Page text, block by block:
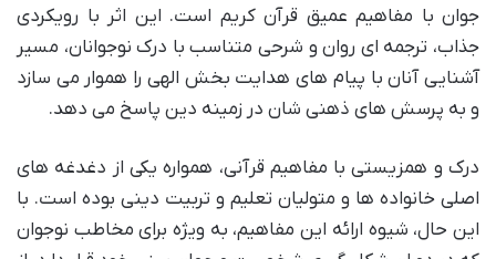
جوان با مفاهیم عمیق قرآن کریم است. این اثر با رویکردی
جذاب، ترجمه ای روان و شرحی متناسب با درک نوجوانان، مسیر
آشنایی آنان با پیام های هدایت بخش الهی را هموار می سازد
و به پرسش های ذهنی شان در زمینه دین پاسخ می دهد.
درک و همزیستی با مفاهیم قرآنی، همواره یکی از دغدغه های
اصلی خانواده ها و متولیان تعلیم و تربیت دینی بوده است. با
این حال، شیوه ارائه این مفاهیم، به ویژه برای مخاطب نوجوان